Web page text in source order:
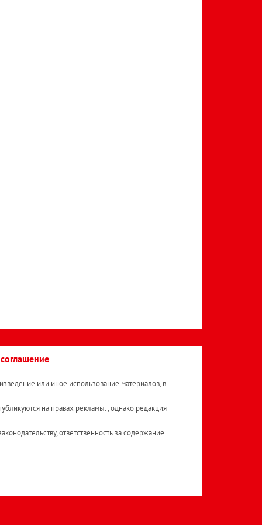
или иное использование материалов, в
на правах рекламы. , однако редакция
ответственность за содержание